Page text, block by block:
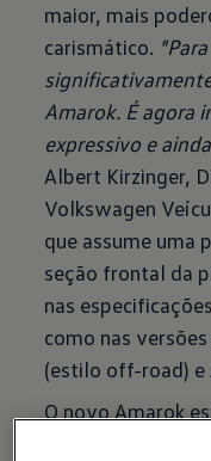
maior, mais
carismático.
Amarok. É agora
expressivo e
Albert Kirzinger,
Volkswagen
que assume uma
seção frontal da
nas
como nas
(estilo off-road) e
O novo Amarok